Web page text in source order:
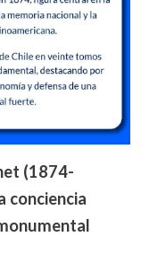
(1874-
conciencia